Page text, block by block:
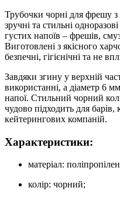
Трубочки чорні для фрешу
зручні та стильні
густих напоїв – фрешів,
Виготовлені з якісного
безпечні, гігієнічні та не
Завдяки згину у верхній
використанні, а діаметр 6
напої. Стильний чорний
чудово підходить для барів,
кейтерингових компаній.
Характеристики:
матеріал:
колір: чорний;